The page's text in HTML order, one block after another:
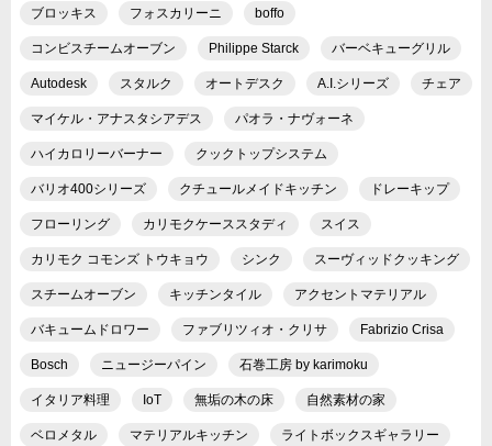
ブロッキス フォスカリーニ boffo
コンビスチームオーブン Philippe Starck バーベキューグリル
Autodesk スタルク オートデスク A.I.シリーズ チェア
マイケル・アナスタシアデス パオラ・ナヴォーネ
ハイカロリーバーナー クックトップシステム
バリオ400シリーズ クチュールメイドキッチン ドレーキップ
フローリング カリモクケーススタディ スイス
カリモク コモンズ トウキョウ シンク スーヴィッドクッキング
スチームオーブン キッチンタイル アクセントマテリアル
バキュームドロワー ファブリツィオ・クリサ Fabrizio Crisa
Bosch ニュージーパイン 石巻工房 by karimoku
イタリア料理 IoT 無垢の木の床 自然素材の家
ベロメタル マテリアルキッチン ライトボックスギャラリー